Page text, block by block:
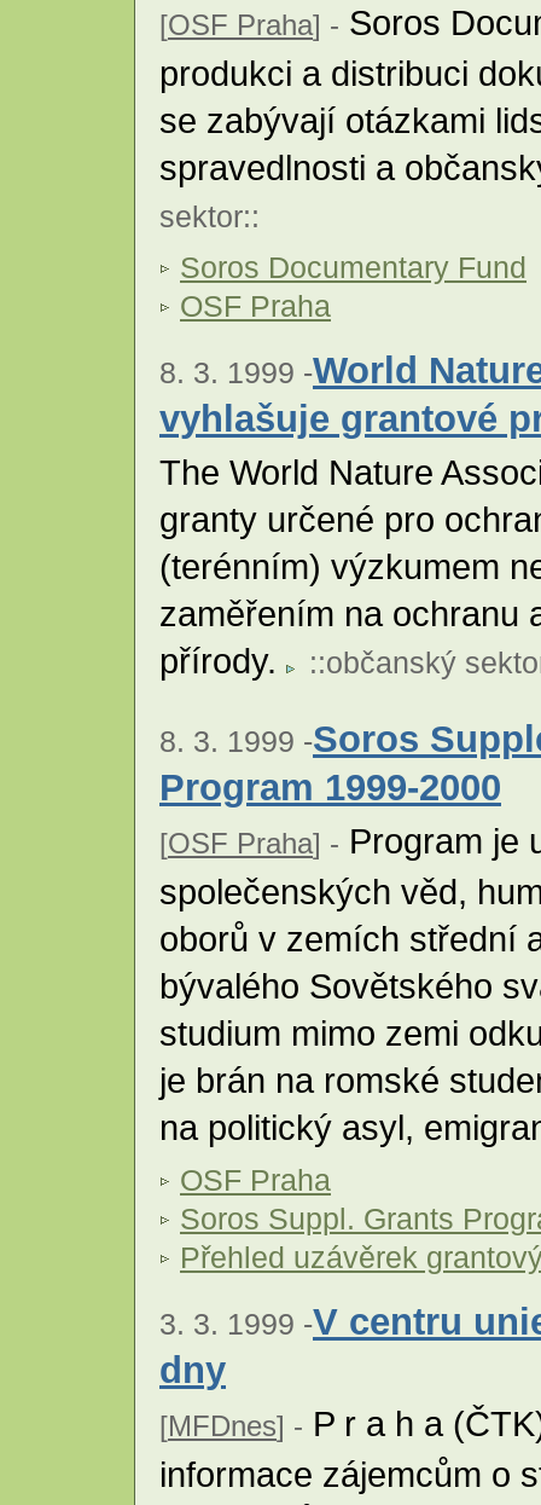
[OSF Praha] - Soros
produkci a distribuci
se zabývají otázkami
spravedlnosti a
sektor::
Soros Documentary Fund
OSF Praha
8. 3. 1999 -World
vyhlašuje grantové
The World Nature
granty určené pro
(terénním) výzkumem
zaměřením na ochranu
přírody.
::občanský
8. 3. 1999 -Soros
Program 1999-2000
[OSF Praha] - Program je
společenských věd,
oborů v zemích střední
bývalého Sovětského
studium mimo zemi
je brán na romské
na politický asyl,
OSF Praha
Soros Suppl. Grants
Přehled uzávěrek
3. 3. 1999 -V centru
dny
[MFDnes] - P r a h a
informace zájemcům o